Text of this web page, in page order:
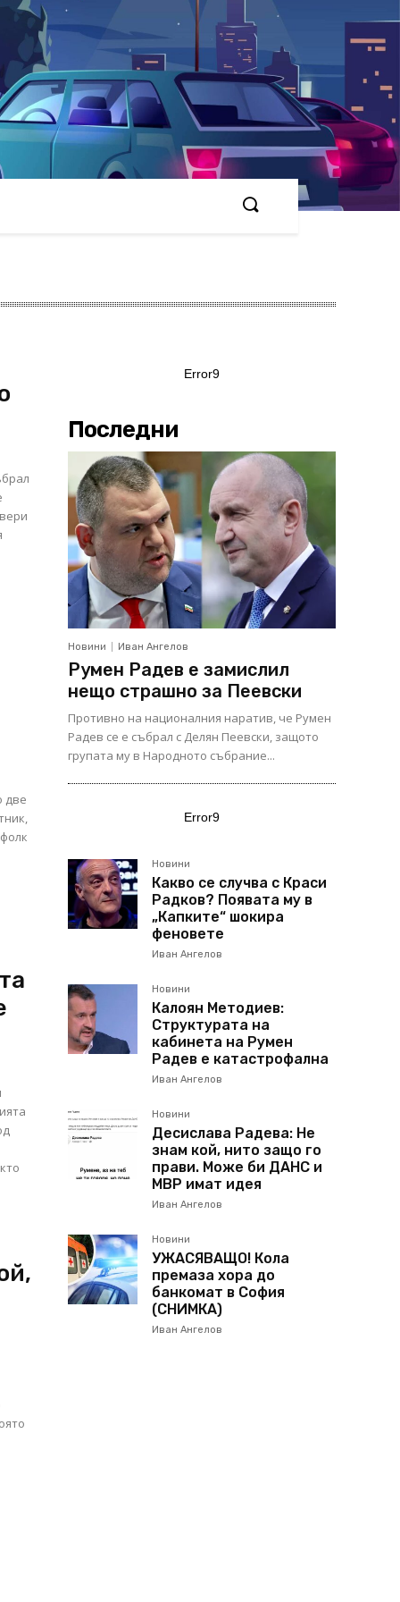
две
Error9
Последни
Новини Иван Ангелов
Румен Радев е замислил
нещо страшно за Пеевски
Противно на националния наратив, че Румен
Радев се е събрал с Делян Пеевски, защото
групата му в Народното събрание...
Error9
Новини
Какво се случва с Краси
Радков? Появата му в
„Капките“ шокира
феновете
Иван Ангелов
Новини
Калоян Методиев:
Структурата на
кабинета на Румен
Радев е катастрофална
Иван Ангелов
Новини
Десислава Радева: Не
знам кой, нито защо го
прави. Може би ДАНС и
МВР имат идея
Иван Ангелов
Новини
УЖАСЯВАЩО! Кола
премаза хора до
банкомат в София
(СНИМКА)
Иван Ангелов